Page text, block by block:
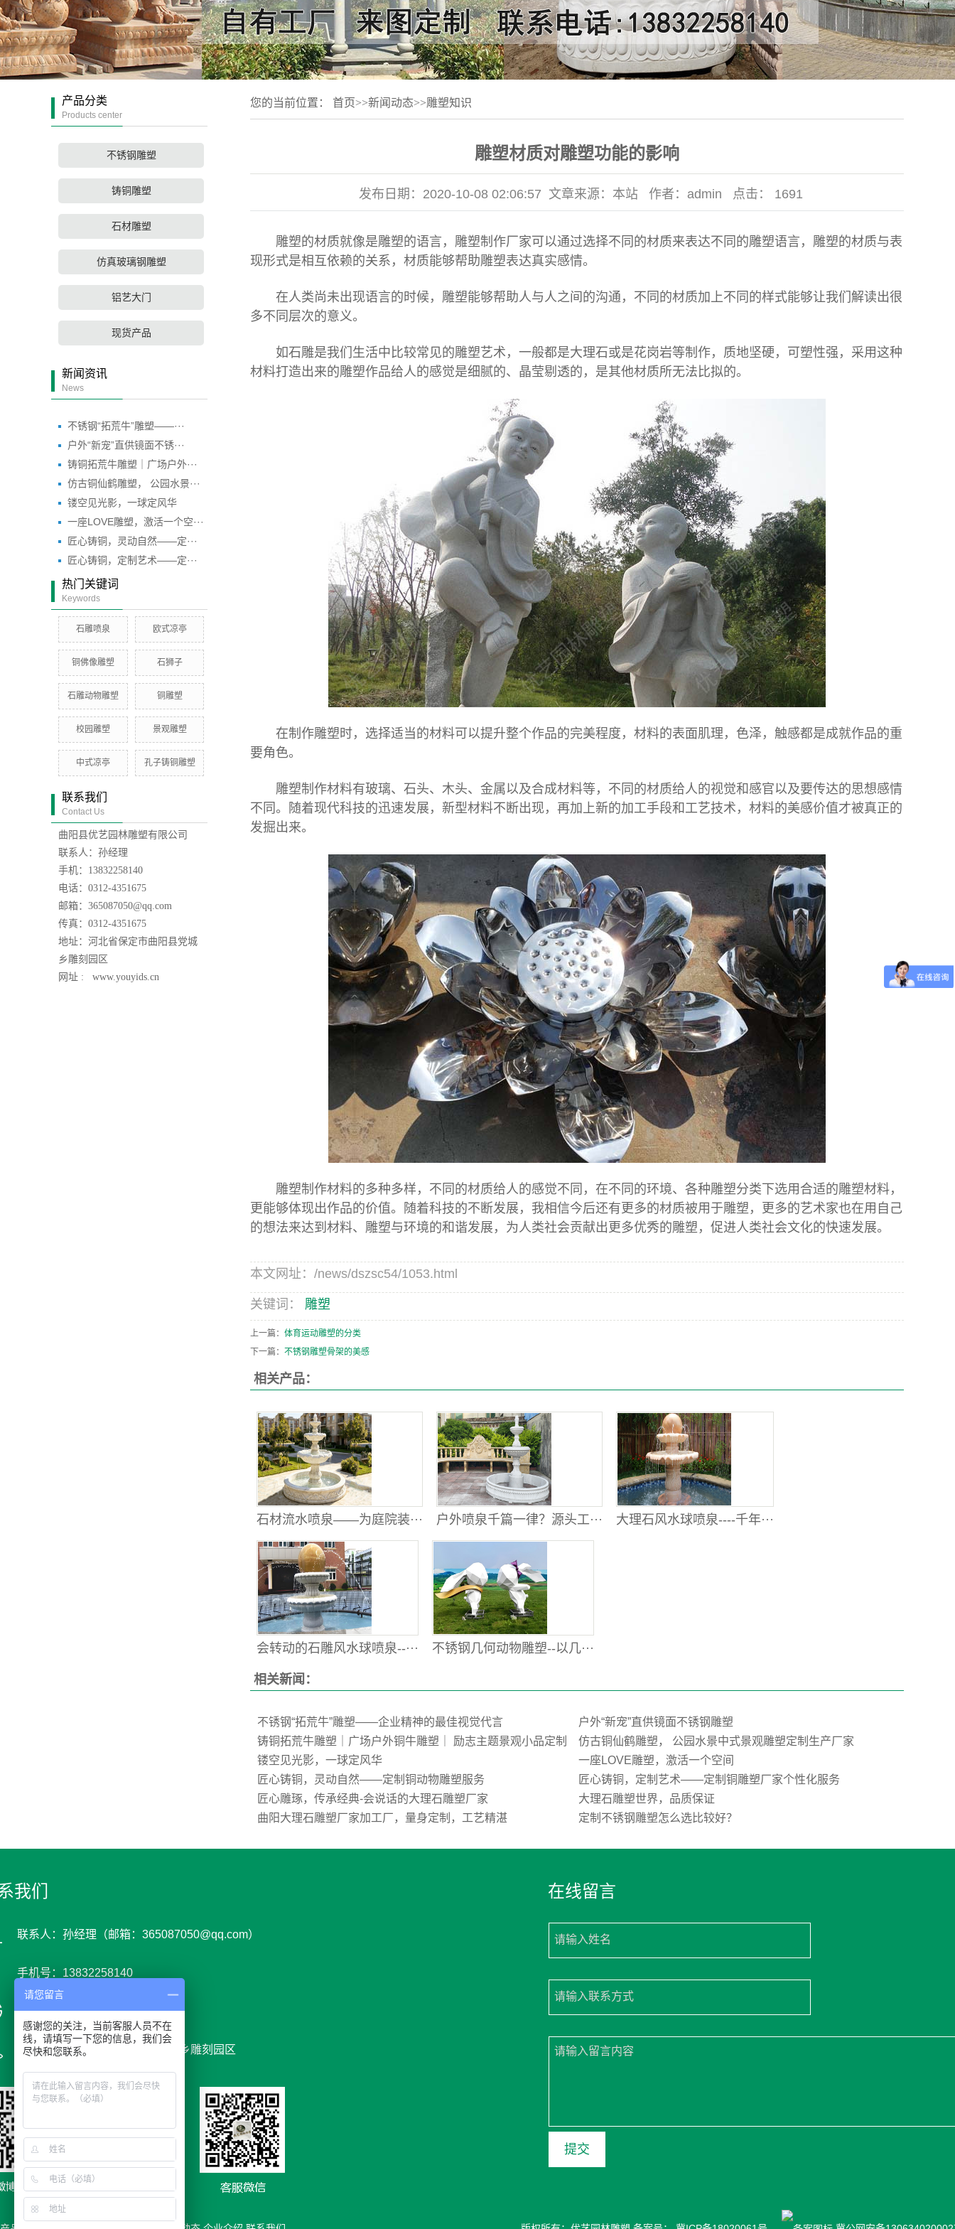
产品分类
Products center
不锈钢雕塑
铸铜雕塑
石材雕塑
仿真玻璃钢雕塑
铝艺大门
现货产品
新闻资讯
News
不锈钢“拓荒牛”雕塑——···
户外“新宠”直供镜面不锈···
铸铜拓荒牛雕塑｜广场户外···
仿古铜仙鹤雕塑， 公园水景···
镂空见光影，一球定风华
一座LOVE雕塑，激活一个空···
匠心铸铜，灵动自然——定···
匠心铸铜，定制艺术——定···
热门关键词
Keywords
石雕喷泉 欧式凉亭
铜佛像雕塑 石狮子
石雕动物雕塑 铜雕塑
校园雕塑 景观雕塑
中式凉亭 孔子铸铜雕塑
联系我们
Contact Us
曲阳县优艺园林雕塑有限公司
联系人：孙经理
手机：13832258140
电话：0312-4351675
邮箱：365087050@qq.com
传真：0312-4351675
地址：河北省保定市曲阳县党城
乡雕刻园区
网址 : www.youyids.cn
您的当前位置： 首页>>新闻动态>>雕塑知识
雕塑材质对雕塑功能的影响
发布日期： 2020-10-08 02:06:57 文章来源： 本站 作者： admin 点击： 1691
雕塑的材质就像是雕塑的语言，雕塑制作厂家可以通过选择不同的材质来表达不同的雕塑语言， 雕塑的材质与表
现形式是相互依赖的关系，材质能够帮助雕塑表达真实感情。
在人类尚未出现语言的时候，雕塑能够帮助人与人之间的沟通，不同的材质加上不同的样式能够让我们解读出很
多不同层次的意义。
如石雕是我们生活中比较常见的雕塑艺术，一般都是大理石或是花岗岩等制作，质地坚硬，可塑性强，采用这种
材料打造出来的雕塑作品给人的感觉是细腻的、晶莹剔透的，是其他材质所无法比拟的。
在制作雕塑时，选择适当的材料可以提升整个作品的完美程度，材料的表面肌理，色泽，触感都是成就作品的重
要角色。
雕塑制作材料有玻璃、石头、木头、金属以及合成材料等，不同的材质给人的视觉和感官以及要传达的思想感情
不同。随着现代科技的迅速发展，新型材料不断出现，再加上新的加工手段和工艺技术，材料的美感价值才被真正的
发掘出来。
雕塑制作材料的多种多样，不同的材质给人的感觉不同，在不同的环境、各种雕塑分类下选用合适的雕塑材料，
更能够体现出作品的价值。随着科技的不断发展，我相信今后还有更多的材质被用于雕塑 ，更多的艺术家也在用自己
的想法来达到材料、雕塑与环境的和谐发展，为人类社会贡献出更多优秀的雕塑，促进人类社会文化的快速发展。
本文网址：/news/dszsc54/1053.html
关键词： 雕塑
上一篇： 体育运动雕塑的分类
下一篇： 不锈钢雕塑骨架的美感
相关产品：
石材流水喷泉——为庭院装··· 户外喷泉千篇一律？源头工··· 大理石风水球喷泉----千年···
会转动的石雕风水球喷泉--··· 不锈钢几何动物雕塑--以几···
相关新闻：
不锈钢“拓荒牛”雕塑——企业精神的最佳视觉代言
户外“新宠”直供镜面不锈钢雕塑
铸铜拓荒牛雕塑｜广场户外铜牛雕塑｜ 励志主题景观小品定制
仿古铜仙鹤雕塑， 公园水景中式景观雕塑定制生产厂家
镂空见光影，一球定风华
一座LOVE雕塑，激活一个空间
匠心铸铜，灵动自然——定制铜动物雕塑服务
匠心铸铜，定制艺术——定制铜雕塑厂家个性化服务
匠心雕琢，传承经典-会说话的大理石雕塑厂家
大理石雕塑世界，品质保证
曲阳大理石雕塑厂家加工厂，量身定制，工艺精湛
定制不锈钢雕塑怎么选比较好？
我们
联系人：孙经理（邮箱：365087050@qq.com）
手机号：13832258140
网 址 : www.youyids.cn
地 址：河北省保定市曲阳县党城乡雕刻园区
在线留言
请输入姓名
请输入联系方式
请输入留言内容
请您留言
感谢您的关注，当前客服人员不在
线，请填写一下您的信息，我们会
尽快和您联系。